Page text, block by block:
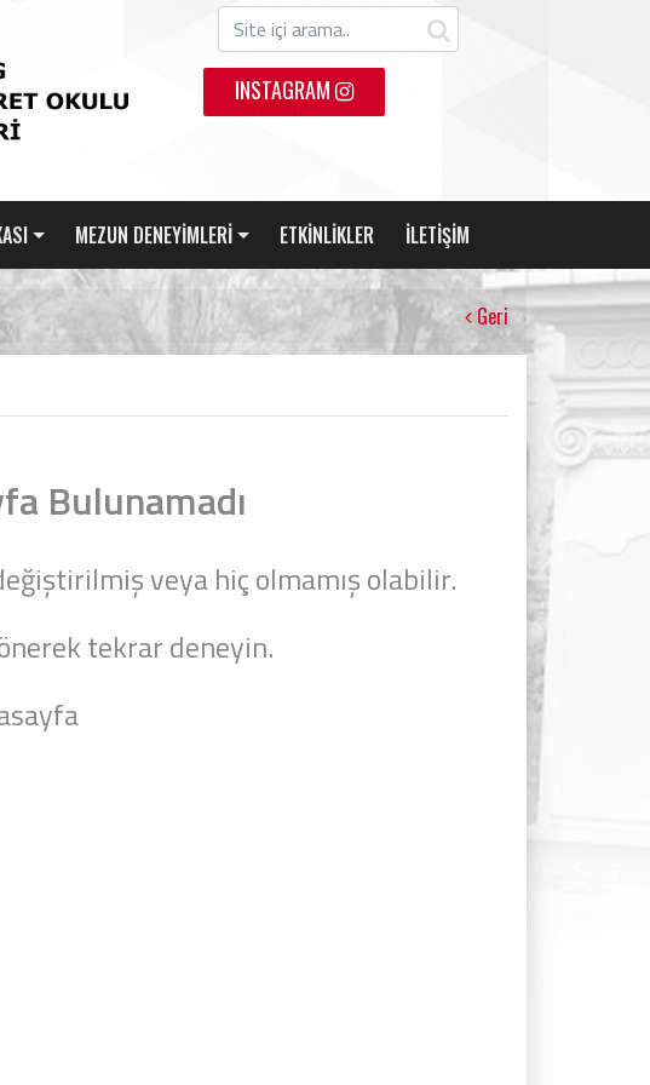
INSTAGRAM
MEZUN DENEYİMLERİ ETKİNLİKLER İLETİŞİM
Geri
Bulunamadı
veya hiç olmamış olabilir.
tekrar deneyin.